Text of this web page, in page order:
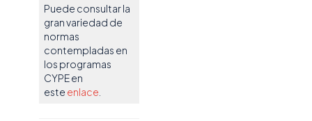
Puede consultar la
gran variedad de
normas
contempladas en
los programas
CYPE en
este enlace